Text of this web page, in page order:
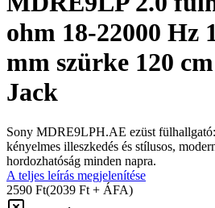
ohm 18-22000 Hz
mm szürke 120
Jack
Sony MDRE9LPH.AE ezüst
kényelmes illeszkedés és stílusos,
hordozhatóság minden napra.
A teljes leírás megjelenítése
2590 Ft(2039 Ft + ÁFA)